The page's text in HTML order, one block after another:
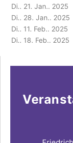
Di.. 21. Jan.. 2025
Di.. 28. Jan.. 2025
Di.. 11. Feb.. 2025
Di.. 18. Feb.. 2025